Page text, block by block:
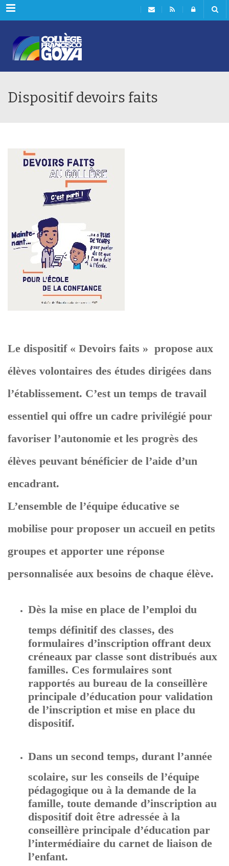
Menu
Dispositif devoirs faits
Le dispositif « Devoirs faits » propose aux
élèves volontaires des études dirigées dans
l’établissement. C’est un temps de travail
essentiel qui offre un cadre privilégié pour
favoriser l’autonomie et les progrès des
élèves peuvant bénéficier de l’aide d’un
encadrant.
L’ensemble de l’équipe éducative se
mobilise pour proposer un accueil en petits
groupes et apporter une réponse
personnalisée aux besoins de chaque élève.
Dès la mise en place de l’emploi du
temps définitif des classes, des
formulaires d’inscription offrant deux
créneaux par classe sont distribués aux
familles. Ces formulaires sont
rapportés au bureau de la conseillère
principale d’éducation pour validation
de l’inscription et mise en place du
dispositif.
Dans un second temps, durant l’année
scolaire, sur les conseils de l’équipe
pédagogique ou à la demande de la
famille, toute demande d’inscription au
dispositif doit être adressée à la
conseillère principale d’éducation par
l’intermédiaire du carnet de liaison de
l’enfant.